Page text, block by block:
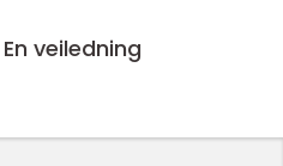
veiledning